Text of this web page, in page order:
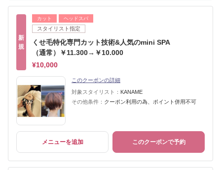
新
規
カット ヘッドスパ
スタイリスト指定
くせ毛特化専門カット技術&人気のmini SPA
（通常）￥11.300→￥10.000
¥10,000
このクーポンの詳細
対象スタイリスト： KANAME
その他条件： クーポン利用の為、ポイント併用不可
メニューを追加 このクーポンで予約